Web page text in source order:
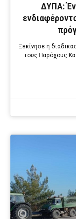
ΔΥΠΑ:
Ξεκίνησε η
τους Παρόχους